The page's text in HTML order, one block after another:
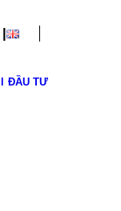
|
ĐẦU TƯ